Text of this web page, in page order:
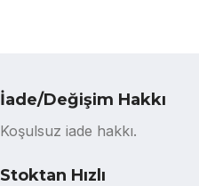
İade/Değişim Hakkı
Koşulsuz iade hakkı.
Stoktan Hızlı